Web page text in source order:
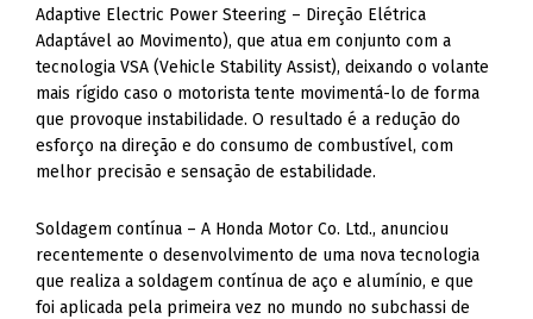
Adaptive Electric Power Steering – Direção Elétrica
Adaptável ao Movimento), que atua em conjunto com a
tecnologia VSA (Vehicle Stability Assist), deixando o volante
mais rígido caso o motorista tente movimentá-lo de forma
que provoque instabilidade. O resultado é a redução do
esforço na direção e do consumo de combustível, com
melhor precisão e sensação de estabilidade.
Soldagem contínua – A Honda Motor Co. Ltd., anunciou
recentemente o desenvolvimento de uma nova tecnologia
que realiza a soldagem contínua de aço e alumínio, e que
foi aplicada pela primeira vez no mundo no subchassi de